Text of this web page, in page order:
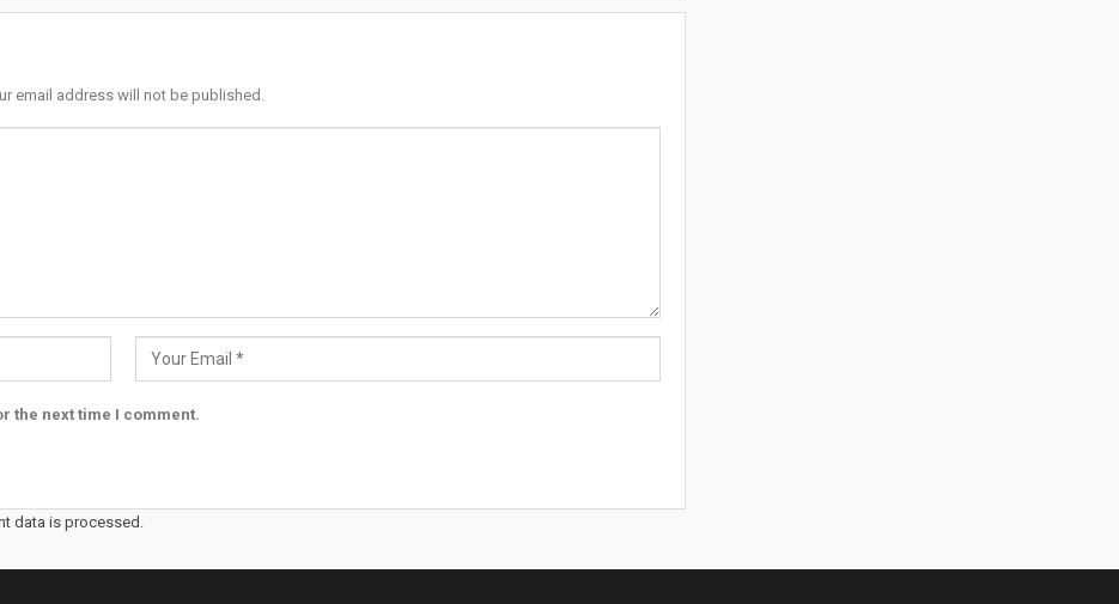
email address will not be published.
the next time I comment.
data is processed.